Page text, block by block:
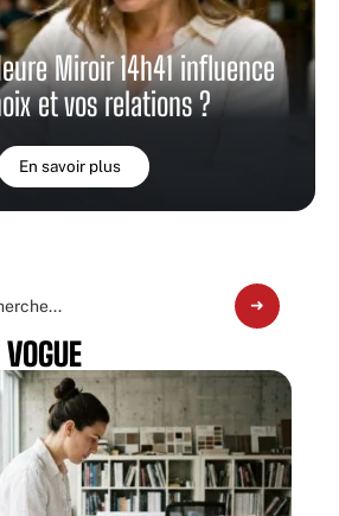
Miroir 14h41 influence
et vos relations ?
En savoir plus